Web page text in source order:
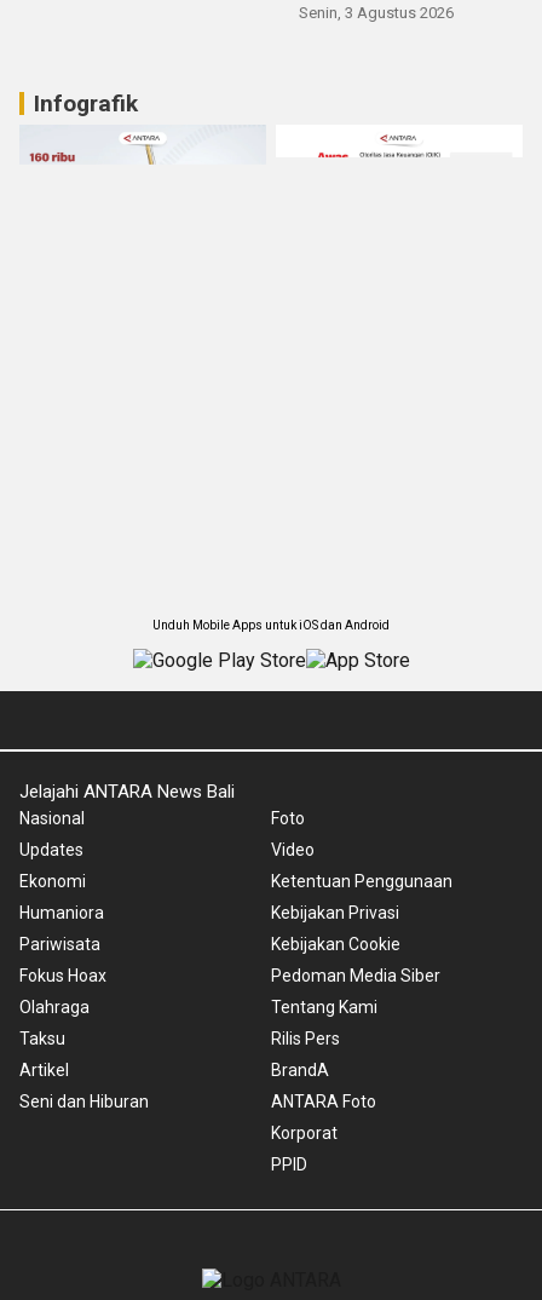
Senin, 3 Agustus 2026
Infografik
Unduh Mobile Apps untuk iOS dan Android
Jelajahi ANTARA News Bali
Nasional
Updates
Ekonomi
Humaniora
Pariwisata
Fokus Hoax
Olahraga
Taksu
Artikel
Seni dan Hiburan
Foto
Video
Ketentuan Penggunaan
Kebijakan Privasi
Kebijakan Cookie
Pedoman Media Siber
Tentang Kami
Rilis Pers
BrandA
ANTARA Foto
Korporat
PPID